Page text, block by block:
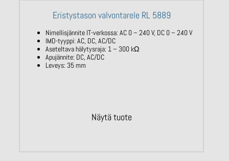
Eristystason valvontarele RL 5889
Nimellisjännite IT-verkossa: AC 0 – 240 V, DC 0 – 240 V
IMD-tyyppi: AC, DC, AC/DC
Aseteltava hälytysraja: 1 – 300 kΩ
Apujännite: DC, AC/DC
Leveys: 35 mm
Näytä tuote